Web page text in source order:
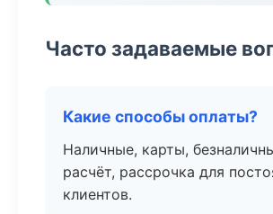
Часто задаваемые
Какие способы оплаты?
Наличные, карты,
расчёт, рассрочка для
клиентов.